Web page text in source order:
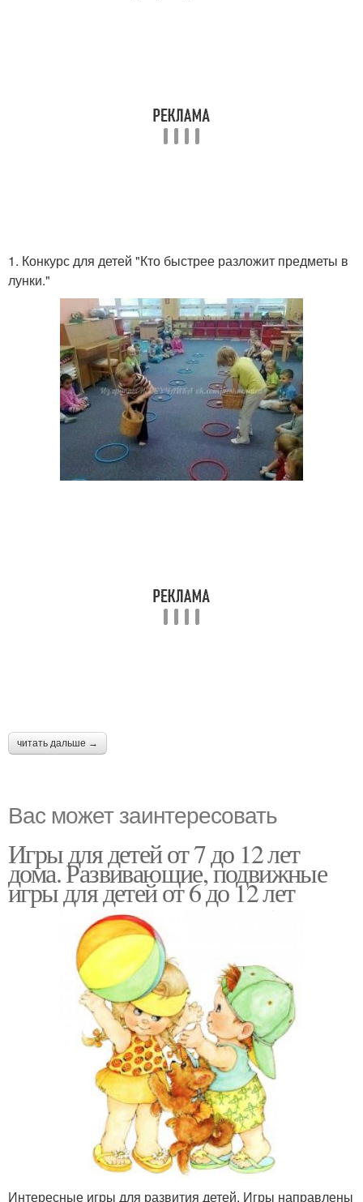
1. Конкурс для детей "Кто быстрее разложит предметы в
лунки."
читать дальше →
Вас может заинтересовать
Игры для детей от 7 до 12 лет
дома. Развивающие, подвижные
игры для детей от 6 до 12 лет
Интересные игры для развития детей. Игры направлены